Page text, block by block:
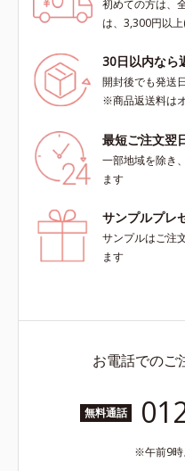
初めての方は、
は、3,300円以
30日以内なら
開封後でも発送
※商品返送料は
最短ご注文翌
一部地域を除き
ます
サンプルプレ
サンプルはご注
ます
お電話でのご
無料通話
午前9